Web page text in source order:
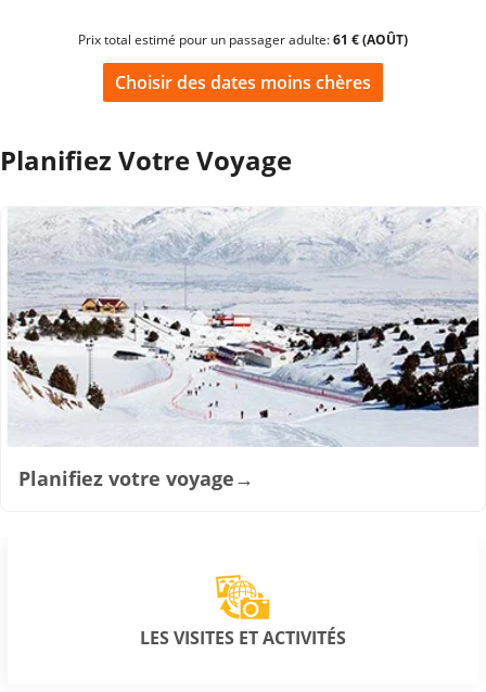
Prix total estimé pour un passager adulte:61 € (AOÛT)
Choisir des dates moins chères
Planifiez Votre Voyage
Planifiez votre voyage→
LES VISITES ET ACTIVITÉS